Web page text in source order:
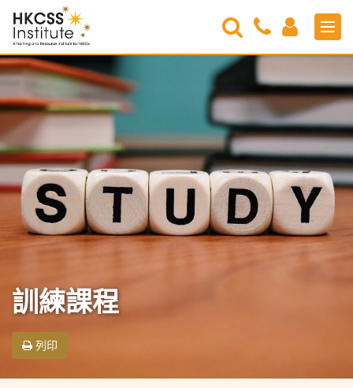
HKCSS
Institute
Search
Contact
Us
Login
訓練課程
列印